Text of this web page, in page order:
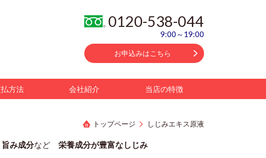
0120-538-044
9:00～19:00
お申込みはこちら
方法 会社紹介 当店の特徴
トップページ しじみエキス原液
み成分など 栄養成分が豊富なしじみ